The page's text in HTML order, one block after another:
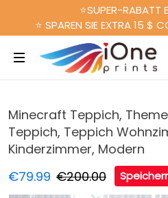
⭐SUPER-RABATT
⭐ SPAREN SIE EXTRA 15 $
Minecraft Teppich,
Teppich, Teppich
Kinderzimmer, Modern
€79.99 €200.00